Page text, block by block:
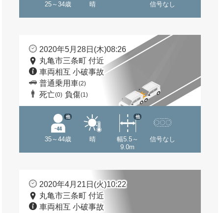
25～34歳 晴 信号なし
2020年5月28日(木)08:26
丸亀市三条町 付近
車両相互 小破事故
普通乗用車(2)
死亡(0) 負傷(1)
35～44歳
他
晴
幅5.5～
9.0m
他
信号なし
2020年4月21日(火)10:22
丸亀市三条町 付近
車両相互 小破事故